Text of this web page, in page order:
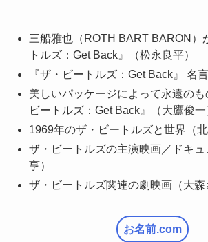
三船雅也（ROTH BART BARON）
トルズ：Get Back』（松永良平）
『ザ・ビートルズ：Get Back』 名
美しいパッケージによって永遠のも
ビートルズ：Get Back』（大鷹俊一
1969年のザ・ビートルズと世界（北
ザ・ビートルズの主演映画／ドキュ
亨）
ザ・ビートルズ関連の劇映画（大森
お名前.com